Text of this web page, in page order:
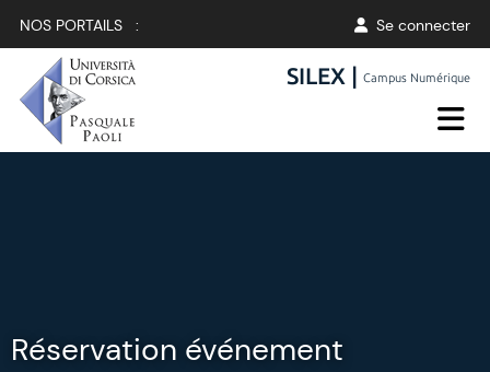
NOS PORTAILS : Se connecter
SILEX |Campus Numérique
Réservation événement